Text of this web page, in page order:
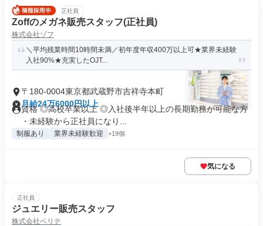
正社員
Zoffのメガネ販売スタッフ(正社員)
株式会社ゾフ
＼平均残業時間10時間未満／初年度年収400万以上可★業界未経験
入社90%★充実したOJT...
〒180-0004東京都武蔵野市吉祥寺本町
月給24万6000円以上
資格 ◎高校卒業以上 ◎入社後半年以上の長期勤務が可能な方
・未経験から正社員になり...
制服あり 業界未経験歓迎 +19個
気になる
正社員
ジュエリー販売スタッフ
株式会社ベリテ